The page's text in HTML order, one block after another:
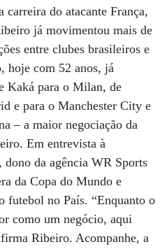
carreira do atacante França,
já movimentou mais de
entre clubes brasileiros e
hoje com 52 anos, já
Kaká para o Milan, de
e para o Manchester City e
– a maior negociação da
Em entrevista à
da agência WR Sports
da Copa do Mundo e
futebol no País. “Enquanto o
como um negócio, aqui
Ribeiro. Acompanhe, a